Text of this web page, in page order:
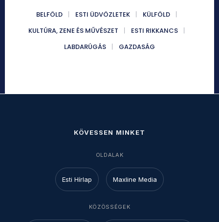
BELFÖLD ESTI ÜDVÖZLETEK
KÜLFÖLD
KULTÚRA, ZENE ÉS MŰVÉSZET
ESTI RIKKANCS
LABDARÚGÁS
GAZDASÁG
KÖVESSEN MINKET
OLDALAK
Esti Hírlap Maxline Media
KÖZÖSSÉGEK